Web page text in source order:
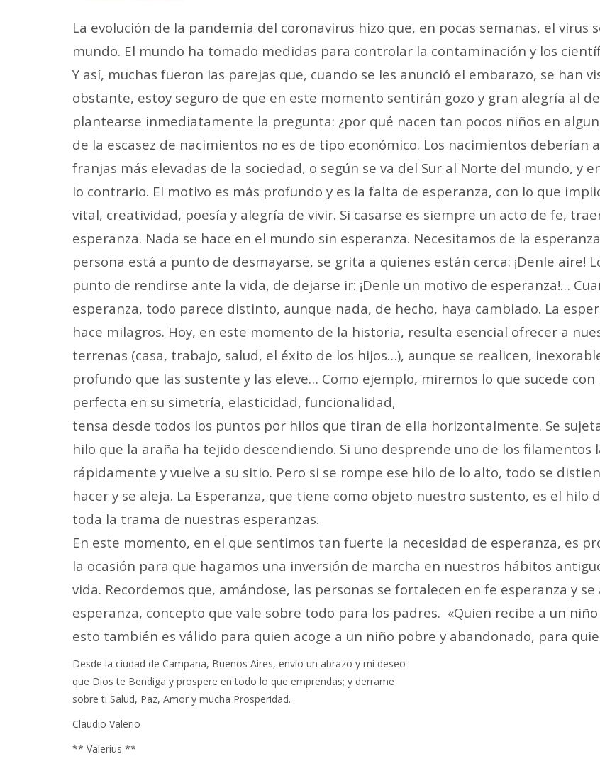
La evolución de la pandemia del coronavirus hizo que, en pocas semanas, el virus
mundo. El mundo ha tomado medidas para controlar la contaminación y los
Y así, muchas fueron las parejas que, cuando se les anunció el embarazo, se han
obstante, estoy seguro de que en este momento sentirán gozo y gran alegría al
plantearse inmediatamente la pregunta: ¿por qué nacen tan pocos niños en
de la escasez de nacimientos no es de tipo económico. Los nacimientos deberían
franjas más elevadas de la sociedad, o según se va del Sur al Norte del mundo, y
lo contrario. El motivo es más profundo y es la falta de esperanza, con lo que
vital, creatividad, poesía y alegría de vivir. Si casarse es siempre un acto de fe,
esperanza. Nada se hace en el mundo sin esperanza. Necesitamos de la
persona está a punto de desmayarse, se grita a quienes están cerca: ¡Denle aire!
punto de rendirse ante la vida, de dejarse ir: ¡Denle un motivo de esperanza!…
esperanza, todo parece distinto, aunque nada, de hecho, haya cambiado. La
hace milagros. Hoy, en este momento de la historia, resulta esencial ofrecer a
terrenas (casa, trabajo, salud, el éxito de los hijos…), aunque se realicen,
profundo que las sustente y las eleve… Como ejemplo, miremos lo que sucede
perfecta en su simetría, elasticidad, funcionalidad,
tensa desde todos los puntos por hilos que tiran de ella horizontalmente. Se
hilo que la araña ha tejido descendiendo. Si uno desprende uno de los filamentos
rápidamente y vuelve a su sitio. Pero si se rompe ese hilo de lo alto, todo se
hacer y se aleja. La Esperanza, que tiene como objeto nuestro sustento, es el
toda la trama de nuestras esperanzas.
En este momento, en el que sentimos tan fuerte la necesidad de esperanza, es
la ocasión para que hagamos una inversión de marcha en nuestros hábitos
vida. Recordemos que, amándose, las personas se fortalecen en fe esperanza y
esperanza, concepto que vale sobre todo para los padres. «Quien recibe a un
esto también es válido para quien acoge a un niño pobre y abandonado, para
Desde la ciudad de Campana, Buenos Aires, envío un abrazo y mi deseo
que Dios te Bendiga y prospere en todo lo que emprendas; y derrame
sobre ti Salud, Paz, Amor y mucha Prosperidad.
Claudio Valerio
** Valerius **